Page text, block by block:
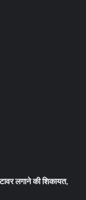
लगाने की शिकायत,